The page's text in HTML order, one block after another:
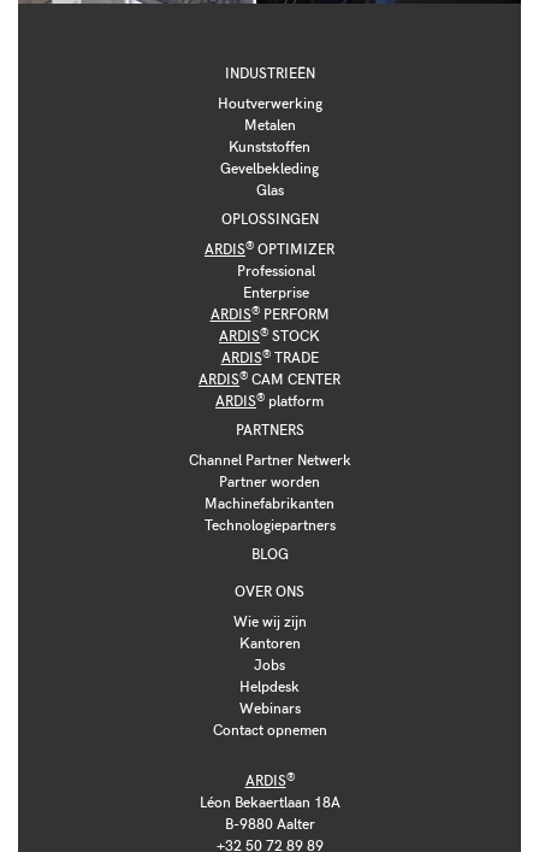
INDUSTRIEËN
Houtverwerking
Metalen
Kunststoffen
Gevelbekleding
Glas
OPLOSSINGEN
ARDIS® OPTIMIZER
Professional
Enterprise
ARDIS®PERFORM
ARDIS® STOCK
ARDIS®TRADE
ARDIS® CAM CENTER
ARDIS® platform
PARTNERS
Channel Partner Netwerk
Partner worden
Machinefabrikanten
Technologiepartners
BLOG
OVER ONS
Wie wij zijn
Kantoren
Jobs
Helpdesk
Webinars
Contact opnemen
ARDIS®
Léon Bekaertlaan 18A
B-9880 Aalter
+32 50 72 89 89